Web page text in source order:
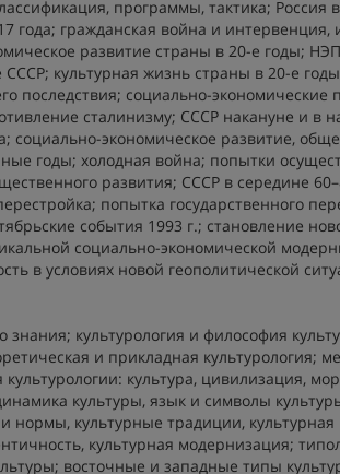
программы, тактика; Россия
гражданская война и интервенция,
развитие страны в 20-е годы;
культурная жизнь страны в 20-е
последствия; социально-экономические
сталинизму; СССР накануне и в
экономическое развитие,
годы; холодная война; попытки
развития; СССР в середине
попытка государственного
события 1993 г.; становление
социально-экономической
в условиях новой геополитической
знания; культурология и философия
и прикладная культурология;
культура, цивилизация,
культуры, язык и символы
нормы, культурные традиции,
культурная модернизация;
восточные и западные типы